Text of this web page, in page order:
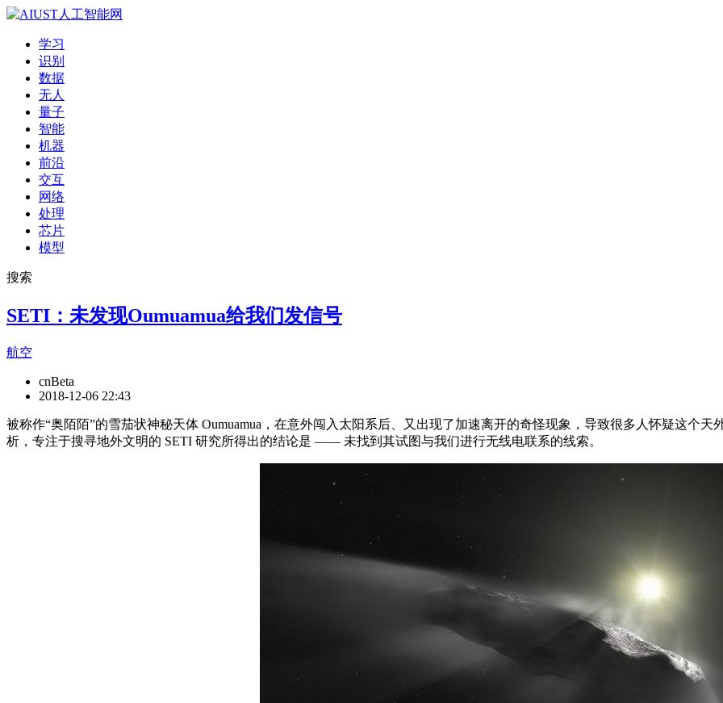
学习
识别
数据
无人
量子
智能
机器
前沿
交互
网络
处理
芯片
模型
搜索
SETI：未发现Oumuamua给我们发信号
航空
cnBeta
2018-12-06 22:43
被称作“奥陌陌”的雪茄状神秘天体 Oumuamua，在意外闯入太阳系后、又出现了加速离开的奇怪现象，导致很多人怀疑这个
析，专注于搜寻地外文明的 SETI 研究所得出的结论是 —— 未找到其试图与我们进行无线电联系的线索。